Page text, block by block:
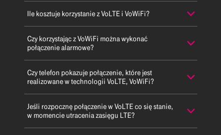
Ile kosztuje korzystanie z VoLTE i VoWiFi?
Czy korzystając z VoWiFi można wykonać
połączenie alarmowe?
Czy telefon pokazuje połączenie, które jest
realizowane w technologii VoLTE, VoWiFi?
Jeśli rozpocznę połączenie w VoLTE co się stanie,
w momencie utracenia zasięgu LTE?